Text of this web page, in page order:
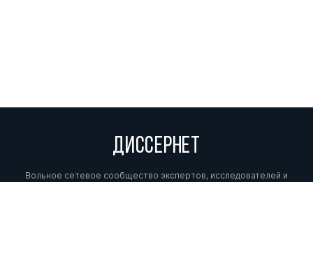
ДИССЕРНЕТ
Вольное сетевое сообщество экспертов, исследователей и